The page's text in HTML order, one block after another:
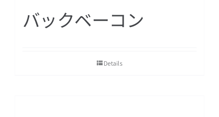
バックベーコン
Details